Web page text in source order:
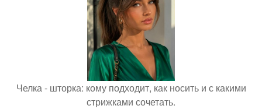
Челка - шторка: кому подходит, как носить и с какими
стрижками сочетать.